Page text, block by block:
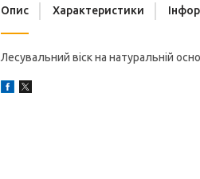
Опис Характеристики
Лесувальний віск на натуральній